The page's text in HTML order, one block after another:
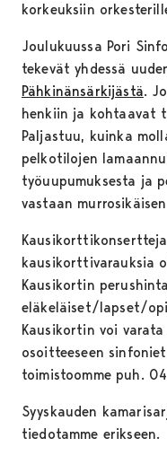
korkeuksiin
Joulukuussa Pori
tekevät yhdessä
Pähkinänsärkijästä.
henkiin ja kohtaavat
Paljastuu, kuinka
pelkotilojen
työuupumuksesta ja
vastaan
kausikorttivarauksia
Kausikortin
eläkeläiset/lapset/
Kausikortin voi
osoitteeseen
toimistoomme puh.
Syyskauden
tiedotamme erikseen.